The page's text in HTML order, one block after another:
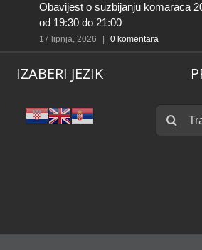
Obavijest o suzbijanju komaraca
od 19:30 do 21:00
17 lipnja, 2026 0 komentara
IZABERI JEZIK
Traži...